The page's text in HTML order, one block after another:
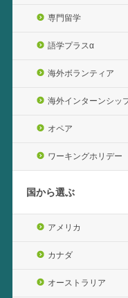
専門留学
語学プラスα
海外ボランティア
海外インターンシッ
オペア
ワーキングホリデー
国から選ぶ
アメリカ
カナダ
オーストラリア